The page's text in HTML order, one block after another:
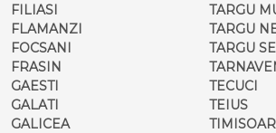
FILIASI
FLAMANZI
FOCSANI
FRASIN
GAESTI
GALATI
GALICEA
TARGU
TARGU
TARGU
TECUCI
TEIUS